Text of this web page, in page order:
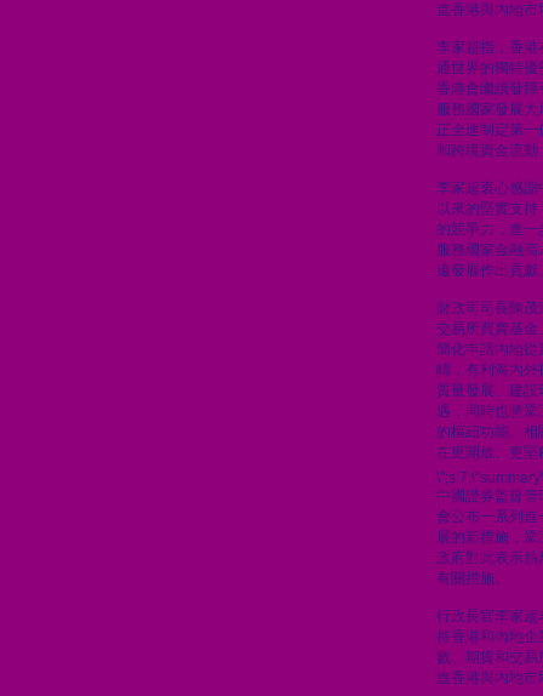
進香港與內地市
李家超指，香港
通世界的獨特優
香港會繼續發揮
服務國家發展
正全速制定第
和跨境資金流動
李家超衷心感謝
以來的堅實支
的競爭力，進
服務國家金融
遠發展作出貢獻
財政司司長陳
交易所買賣基金
簡化申請內地
疇，有利海內外
質量發展、建
遇，同時也將
的樞紐功能。
在更開放、更堅
中國證券監督管
會公布一系列進
展的新措施，
政府對此表示熱
有關措施。
行政長官李家超
持香港和內地企
數、期貨和交
進香港與內地市